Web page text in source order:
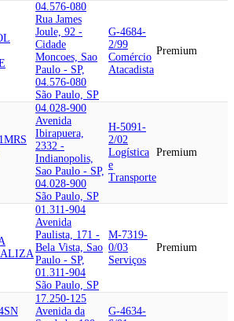
04.576-080
Rua James
Joule, 92 -
Cidade
Moncoes, Sao
Paulo - SP,
04.576-080
São Paulo, SP
G-4684-
2/99
Comércio
Atacadista
Premium
MRS
04.028-900
Avenida
Ibirapuera,
2332 -
Indianopolis,
Sao Paulo - SP,
04.028-900
São Paulo, SP
H-5091-
2/02
Logística
e
Transporte
Premium
01.311-904
Avenida
Paulista, 171 -
Bela Vista, Sao
Paulo - SP,
01.311-904
São Paulo, SP
M-7319-
0/03
Serviços
Premium
SN
17.250-125
Avenida da
G-4634-